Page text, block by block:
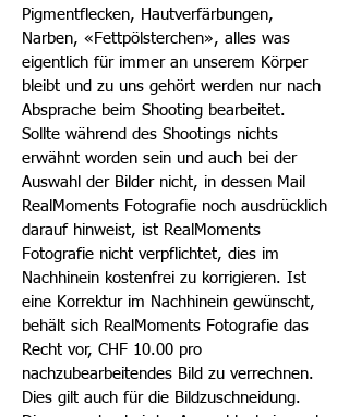
Pigmentflecken, Hautverfärbungen,
Narben, «Fettpölsterchen», alles was
eigentlich für immer an unserem Körper
bleibt und zu uns gehört werden nur nach
Absprache beim Shooting bearbeitet.
Sollte während des Shootings nichts
erwähnt worden sein und auch bei der
Auswahl der Bilder nicht, in dessen Mail
RealMoments Fotografie noch ausdrücklich
darauf hinweist, ist RealMoments
Fotografie nicht verpflichtet, dies im
Nachhinein kostenfrei zu korrigieren. Ist
eine Korrektur im Nachhinein gewünscht,
behält sich RealMoments Fotografie das
Recht vor, CHF 10.00 pro
nachzubearbeitendes Bild zu verrechnen.
Dies gilt auch für die Bildzuschneidung.